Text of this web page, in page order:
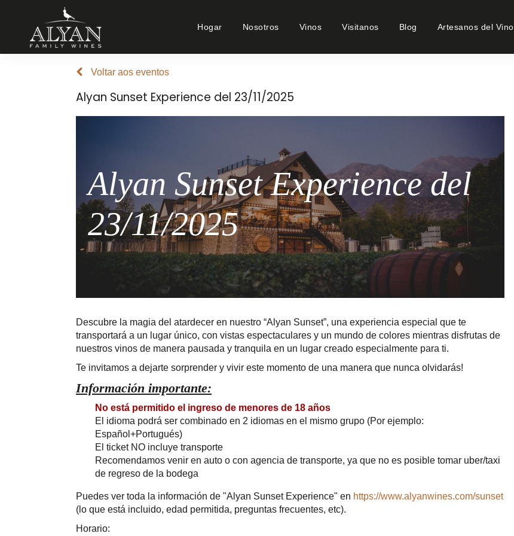
Hogar Nosotros Vinos Visitanos Blog Artesanos del Vino
Voltar aos eventos
Alyan Sunset Experience del 23/11/2025
Alyan Sunset Experience del
23/11/2025
Descubre la magia del atardecer en nuestro “Alyan Sunset”, una experiencia especial que te
transportará a un lugar único, con vistas espectaculares y un mundo de colores mientras disfrutas de
nuestros vinos de manera pausada y tranquila en un lugar creado especialmente para ti.
Te invitamos a dejarte sorprender y vivir este momento de una manera que nunca olvidarás!
Información importante:
No está permitido el ingreso de menores de 18 años
El idioma podrá ser combinado en 2 idiomas en el mismo grupo (Por ejemplo:
Español+Portugués)
El ticket NO incluye transporte
Recomendamos venir en auto o con agencia de transporte, ya que no es posible tomar uber/taxi
de regreso de la bodega
Puedes ver toda la información de "Alyan Sunset Experience" en https://www.alyanwines.com/sunset
(lo que está incluido, edad permitida, preguntas frecuentes, etc).
Horario: